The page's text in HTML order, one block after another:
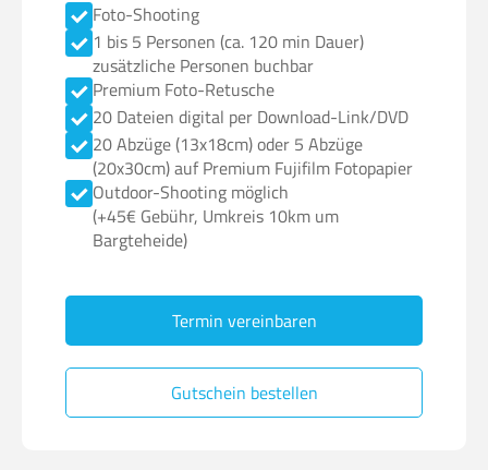
Foto-Shooting
1 bis 5 Personen (ca. 120 min Dauer)
zusätzliche Personen buchbar
Premium Foto-Retusche
20 Dateien digital per Download-Link/DVD
20 Abzüge (13x18cm) oder 5 Abzüge
(20x30cm) auf Premium Fujifilm Fotopapier
Outdoor-Shooting möglich
(+45€ Gebühr, Umkreis 10km um
Bargteheide)
Termin vereinbaren
Gutschein bestellen